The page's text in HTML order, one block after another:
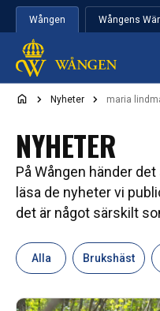
Hoppa till innehåll
Wången Wångens
Nyheter maria
NYHETER
På Wången händer
läsa de nyheter vi
det är något särskilt
Alla Brukshäst